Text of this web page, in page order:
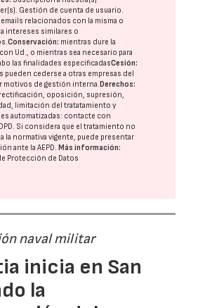
Gestión de cuenta de usuario.
emails relacionados con la misma o
intereses similares o
Conservación: mientras dure la
Ud., o mientras sea necesario para
las finalidades especificadasCesión:
pueden cederse a otras empresas del
motivos de gestión interna. Derechos:
oposición, supresión,
limitación del tratatamiento y
automatizadas: contacte con
. Si considera que el tratamiento no
la normativa vigente, puede presentar
ante laAEPD. Más información:
Protección de Datos
naval militar
inicia en San
la